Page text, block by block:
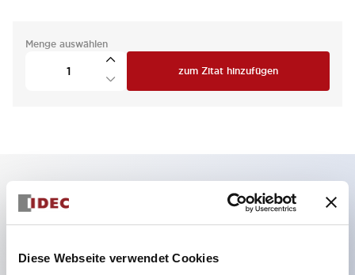
Diese Webseite verwendet Cookies
Menge auswählen
zum Zitat hinzufügen
Hauptmerkmale
Mehrfachbefestigung möglich